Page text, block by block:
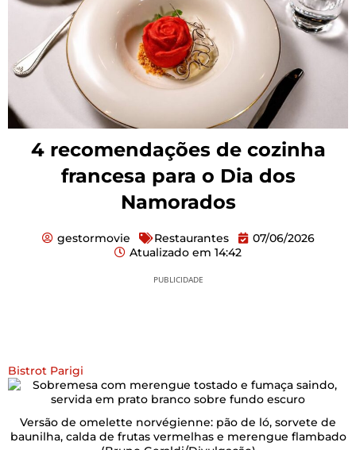
4 recomendações de cozinha
francesa para o Dia dos
Namorados
gestormovie Restaurantes
07/06/2026
Atualizado em 14:42
PUBLICIDADE
Bistrot Parigi
Versão de omelette norvégienne: pão de ló, sorvete de
baunilha, calda de frutas vermelhas e merengue flambado